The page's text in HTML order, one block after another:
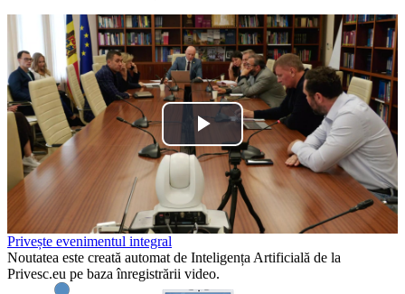
Play
Video
Privește evenimentul integral
Noutatea este creată automat de Inteligența Artificială de la
Privesc.eu pe baza înregistrării video.